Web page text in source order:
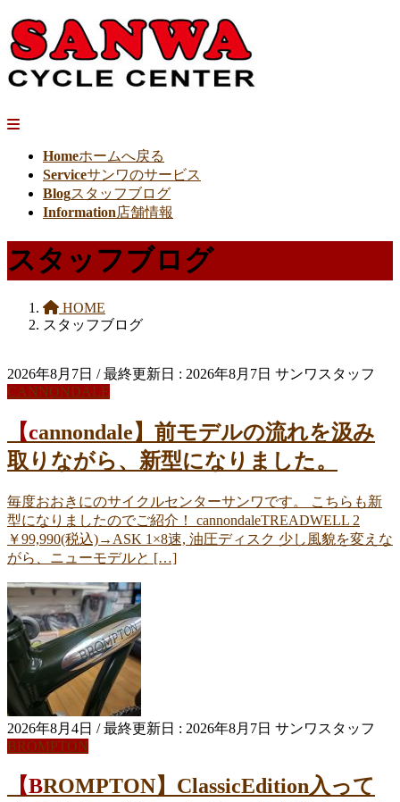
Homeホームへ戻る
Serviceサンワのサービス
Blogスタッフブログ
Information店舗情報
スタッフブログ
HOME
スタッフブログ
2026年8月7日 / 最終更新日 : 2026年8月7日 サンワスタッフ
CANNONDALE
【cannondale】前モデルの流れを汲み
取りながら、新型になりました。
毎度おおきにのサイクルセンターサンワです。 こちらも新
型になりましたのでご紹介！ cannondaleTREADWELL 2
￥99,990(税込)→ASK 1×8速, 油圧ディスク 少し風貌を変えな
がら、ニューモデルと […]
2026年8月4日 / 最終更新日 : 2026年8月7日 サンワスタッフ
BROMPTON
【BROMPTON】ClassicEdition入って